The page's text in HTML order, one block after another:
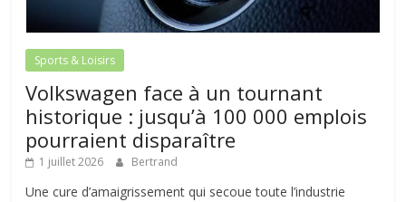
Sports & Loisirs
Volkswagen face à un tournant
historique : jusqu’à 100 000 emplois
pourraient disparaître
1 juillet 2026 Bertrand
Une cure d’amaigrissement qui secoue toute l’industrie